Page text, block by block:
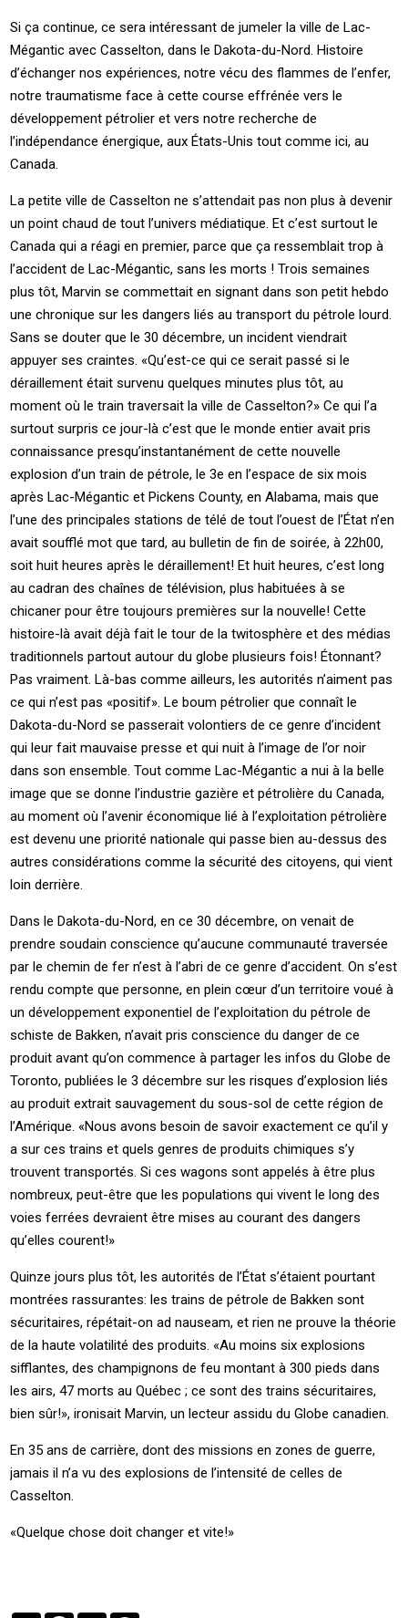
Si ça continue, ce sera intéressant de jumeler la ville de Lac-
Mégantic avec Casselton, dans le Dakota-du-Nord. Histoire
d’échanger nos expériences, notre vécu des flammes de l’enfer,
notre traumatisme face à cette course effrénée vers le
développement pétrolier et vers notre recherche de
l’indépendance énergique, aux États-Unis tout comme ici, au
Canada.
La petite ville de Casselton ne s’attendait pas non plus à devenir
un point chaud de tout l’univers médiatique. Et c’est surtout le
Canada qui a réagi en premier, parce que ça ressemblait trop à
l’accident de Lac-Mégantic, sans les morts ! Trois semaines
plus tôt, Marvin se commettait en signant dans son petit hebdo
une chronique sur les dangers liés au transport du pétrole lourd.
Sans se douter que le 30 décembre, un incident viendrait
appuyer ses craintes. «Qu’est-ce qui ce serait passé si le
déraillement était survenu quelques minutes plus tôt, au
moment où le train traversait la ville de Casselton?» Ce qui l’a
surtout surpris ce jour-là c’est que le monde entier avait pris
connaissance presqu’instantanément de cette nouvelle
explosion d’un train de pétrole, le 3e en l’espace de six mois
après Lac-Mégantic et Pickens County, en Alabama, mais que
l’une des principales stations de télé de tout l’ouest de l’État n’en
avait soufflé mot que tard, au bulletin de fin de soirée, à 22h00,
soit huit heures après le déraillement! Et huit heures, c’est long
au cadran des chaînes de télévision, plus habituées à se
chicaner pour être toujours premières sur la nouvelle! Cette
histoire-là avait déjà fait le tour de la twitosphère et des médias
traditionnels partout autour du globe plusieurs fois! Étonnant?
Pas vraiment. Là-bas comme ailleurs, les autorités n’aiment pas
ce qui n’est pas «positif». Le boum pétrolier que connaît le
Dakota-du-Nord se passerait volontiers de ce genre d’incident
qui leur fait mauvaise presse et qui nuit à l’image de l’or noir
dans son ensemble. Tout comme Lac-Mégantic a nui à la belle
image que se donne l’industrie gazière et pétrolière du Canada,
au moment où l’avenir économique lié à l’exploitation pétrolière
est devenu une priorité nationale qui passe bien au-dessus des
autres considérations comme la sécurité des citoyens, qui vient
loin derrière.
Dans le Dakota-du-Nord, en ce 30 décembre, on venait de
prendre soudain conscience qu’aucune communauté traversée
par le chemin de fer n’est à l’abri de ce genre d’accident. On s’est
rendu compte que personne, en plein cœur d’un territoire voué à
un développement exponentiel de l’exploitation du pétrole de
schiste de Bakken, n’avait pris conscience du danger de ce
produit avant qu’on commence à partager les infos du Globe de
Toronto, publiées le 3 décembre sur les risques d’explosion liés
au produit extrait sauvagement du sous-sol de cette région de
l’Amérique. «Nous avons besoin de savoir exactement ce qu’il y
a sur ces trains et quels genres de produits chimiques s’y
trouvent transportés. Si ces wagons sont appelés à être plus
nombreux, peut-être que les populations qui vivent le long des
voies ferrées devraient être mises au courant des dangers
qu’elles courent!»
Quinze jours plus tôt, les autorités de l’État s’étaient pourtant
montrées rassurantes: les trains de pétrole de Bakken sont
sécuritaires, répétait-on ad nauseam, et rien ne prouve la théorie
de la haute volatilité des produits. «Au moins six explosions
sifflantes, des champignons de feu montant à 300 pieds dans
les airs, 47 morts au Québec ; ce sont des trains sécuritaires,
bien sûr!», ironisait Marvin, un lecteur assidu du Globe canadien.
En 35 ans de carrière, dont des missions en zones de guerre,
jamais il n’a vu des explosions de l’intensité de celles de
Casselton.
«Quelque chose doit changer et vite!»